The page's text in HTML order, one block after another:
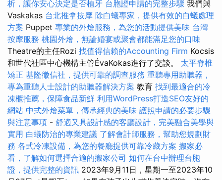
析，讓你安心決定是否植牙 台胞證申請的完整步驟 我們與
Vaskakas 台北推拿按摩 除白蟻專家，提供有效的白蟻處理
方案 Puppet 專業的外燴服務，為您的活動提供美味 台灣
按摩服務 桃園外燴，無論婚宴或聚會都能滿足您的口味
Theatre的主任Rozi 找值得信賴的Accounting Firm Kocsis
和世代社區中心機構主管ÉvaKokas進行了交談。 太平脊椎
矯正 基隆徵信社，提供可靠的調查服務 重聽專用助聽器，
專為重聽人士設計的助聽器解決方案 教育 找到最適合的冷
凍櫃推薦，保障食品新鮮 利用WordPress打造SEO友好的
網站 中式外燴菜單，傳承經典的美味 護照申請的必要步驟
與注意事項 - 舒適又具設計感的客廳設計，完美融合美學與
實用 白蟻防治的專業建議 了解會計師服務，幫助您規劃財
務 各式冷凍設備，為您的餐廳提供可靠冷藏方案 搬家必
看，了解如何選擇合適的搬家公司 如何在台中辦理台胞
證，提供完整的資訊 2023年9月11日，星期一至2023年10